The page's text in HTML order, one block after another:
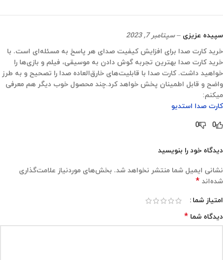
سپیده عزیزی – سپتامبر 7, 2023
خرید کارت صدا برای افزایش کیفیت صدای هر پاسخ به مسئله‌ای است. با
خرید کارت صدا بهترین تجربه گوش دادن به موسیقی، فیلم و بازی‌ها را
خواهید داشت. کارت صدا با قابلیت‌های خارق‌العاده صدا را تصحیح و به طرز
واضح و قابل اطمینان پخش خواهد کرد.چند محصول خوب دیگر هم معرفی
میکنم:
کارت صدا استدیو
0
0
دیدگاه خود را بنویسید
نشانی ایمیل شما منتشر نخواهد شد. بخش‌های موردنیاز علامت‌گذاری
شده‌اند *
امتیاز شما
دیدگاه شما *